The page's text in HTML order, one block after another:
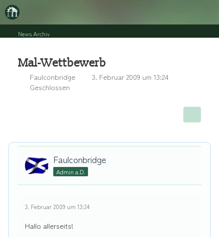
News Archiv
Mal-Wettbewerb
Faulconbridge
3. Februar 2009 um 13:24
Geschlossen
Faulconbridge
Admin a.D.
3. Februar 2009 um 13:24
Hallo allerseits!